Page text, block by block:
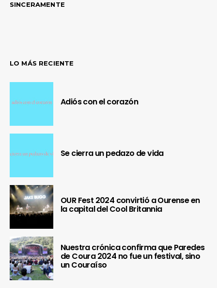
SINCERAMENTE
LO MÁS RECIENTE
Adiós con el corazón
Se cierra un pedazo de vida
OUR Fest 2024 convirtió a Ourense en
la capital del Cool Britannia
Nuestra crónica confirma que Paredes
de Coura 2024 no fue un festival, sino
un Couraíso